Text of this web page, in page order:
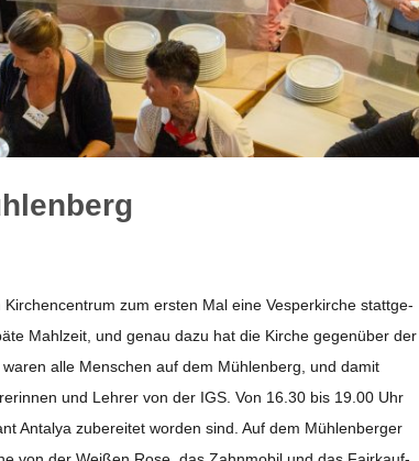
zum ers­ten Mal eine Ves­per­kir­che statt­ge­
Mahl­zeit, und genau dazu hat die Kir­che gegen­über der
alle Men­schen auf dem Müh­len­berg, und damit
und Leh­rer von der IGS. Von 16.30 bis 19.00 Uhr
Anta­lya zube­rei­tet wor­den sind. Auf dem Müh­len­ber­ger